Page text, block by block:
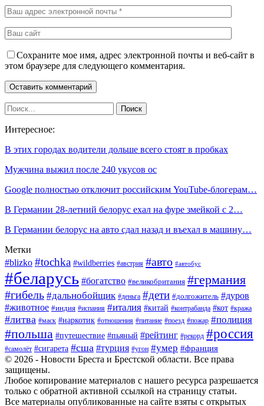
Сохраните мое имя, адрес электронной почты и веб-сайт в
этом браузере для следующего комментария.
Интересное:
В этих городах водители дольше всего стоят в пробках
Мужчина выжил после 240 укусов ос
Google полностью отключит российским YouTube-блогерам…
В Германии 28-летний белорус ехал на фуре змейкой с 2…
В Германии белорус на авто сдал назад и въехал в машину…
Метки
#blizko #tochka #wildberries #австрия #авто #автобус
#беларусь #богатство #великобритания #германия
#гибель #дальнобойщик #деньга #дети #долгожитель #дуров
#животное #индия #испания #италия #китай #контрабанда #кот #кража
#литва #маск #наркотик #отношения #питание #поезд #пожар #полиция
#польша #путешествие #пьяный #рейтинг #рекорд #россия
#самолёт #сигарета #сша #турция #угон #умер #франция
© 2026 - Новости Бреста и Брестской области. Все права
защищены.
Любое копирование материалов с нашего ресурса разрешается
только с обратной активной ссылкой на страницу статьи.
Все материалы опубликованные на сайте взяты с открытых